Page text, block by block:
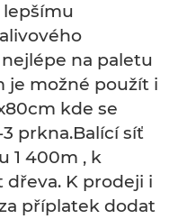
na paletu
je možné použít i
kde se
prkna.Balící síť
1 400m , k
dřeva. K prodeji i
příplatek dodat